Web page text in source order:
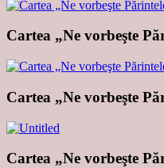
Cartea „Ne vorbeşte
Cartea „Ne vorbeşte
Cartea „Ne vorbeşte